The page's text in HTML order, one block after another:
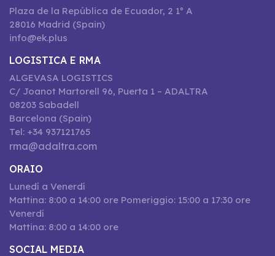
Plaza de la República de Ecuador, 2 1º A
28016 Madrid (Spain)
info@ek.plus
LOGISTICA E RMA
ALGEVASA LOGISTICS
C/ Joanot Martorell 96, Puerta 1 – ADALTRA
08203 Sabadell
Barcelona (Spain)
Tel: +34 937121765
rma@adaltra.com
ORAIO
Lunedí a Venerdí
Mattina: 8:00 a 14:00 ore Pomeriggio: 15:00 a 17:30 ore
Venerdí
Mattina: 8:00 a 14:00 ore
SOCIAL MEDIA